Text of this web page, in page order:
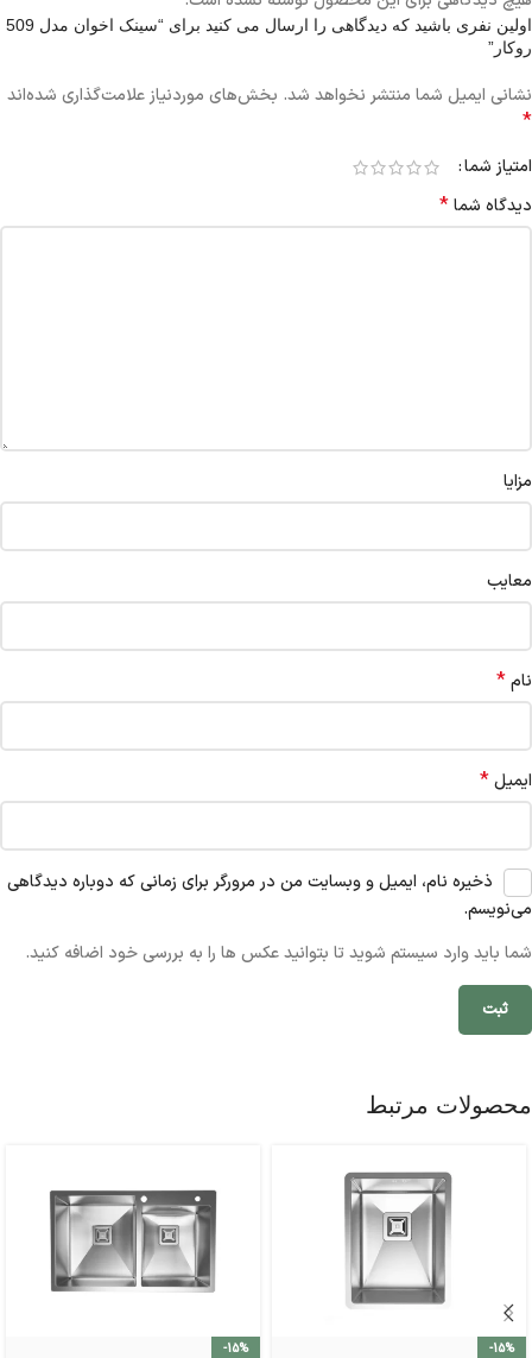
اولین نفری باشید که دیدگاهی را ارسال می کنید برای “سینک اخوان مدل 509
روکار”
نشانی ایمیل شما منتشر نخواهد شد. بخش‌های موردنیاز علامت‌گذاری شده‌اند
*
امتیاز شما
دیدگاه شما*
مزایا
معایب
نام*
ایمیل*
ذخیره نام، ایمیل و وبسایت من در مرورگر برای زمانی که دوباره دیدگاهی
می‌نویسم.
شما باید وارد سیستم شوید تا بتوانید عکس ها را به بررسی خود اضافه کنید.
محصولات مرتبط
-15%
-15%